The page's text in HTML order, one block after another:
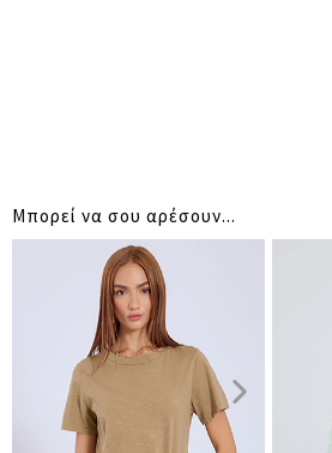
Μπορεί να σου αρέσουν...